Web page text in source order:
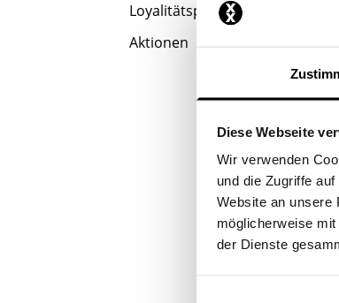
Diese Webseite
Wir verwenden
und die Zugriffe
Website an unsere
möglicherweise
der Dienste
Loyalitätsprogramm
Aktionen